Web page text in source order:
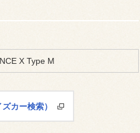
X Type M
カー検索）